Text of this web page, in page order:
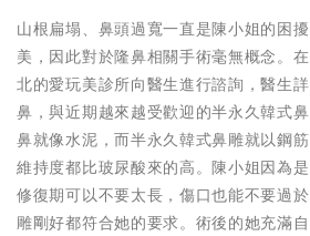
山根扁塌、鼻頭過寬一直是陳小姐的困
美，因此對於隆鼻相關手術毫無概念。
北的愛玩美診所向醫生進行諮詢，醫生
鼻，與近期越來越受歡迎的半永久韓式
鼻就像水泥，而半永久韓式鼻雕就以鋼
維持度都比玻尿酸來的高。陳小姐因為
修復期可以不要太長，傷口也能不要過
雕剛好都符合她的要求。術後的她充滿